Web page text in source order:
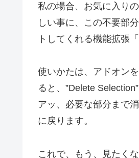
私の場合、お気に入り
しい事に、この不要部
トしてくれる機能拡張「
使いかたは、アドオン
ると、”Delete
アッ、必要な部分まで
に戻ります。
これで、もう、見たく